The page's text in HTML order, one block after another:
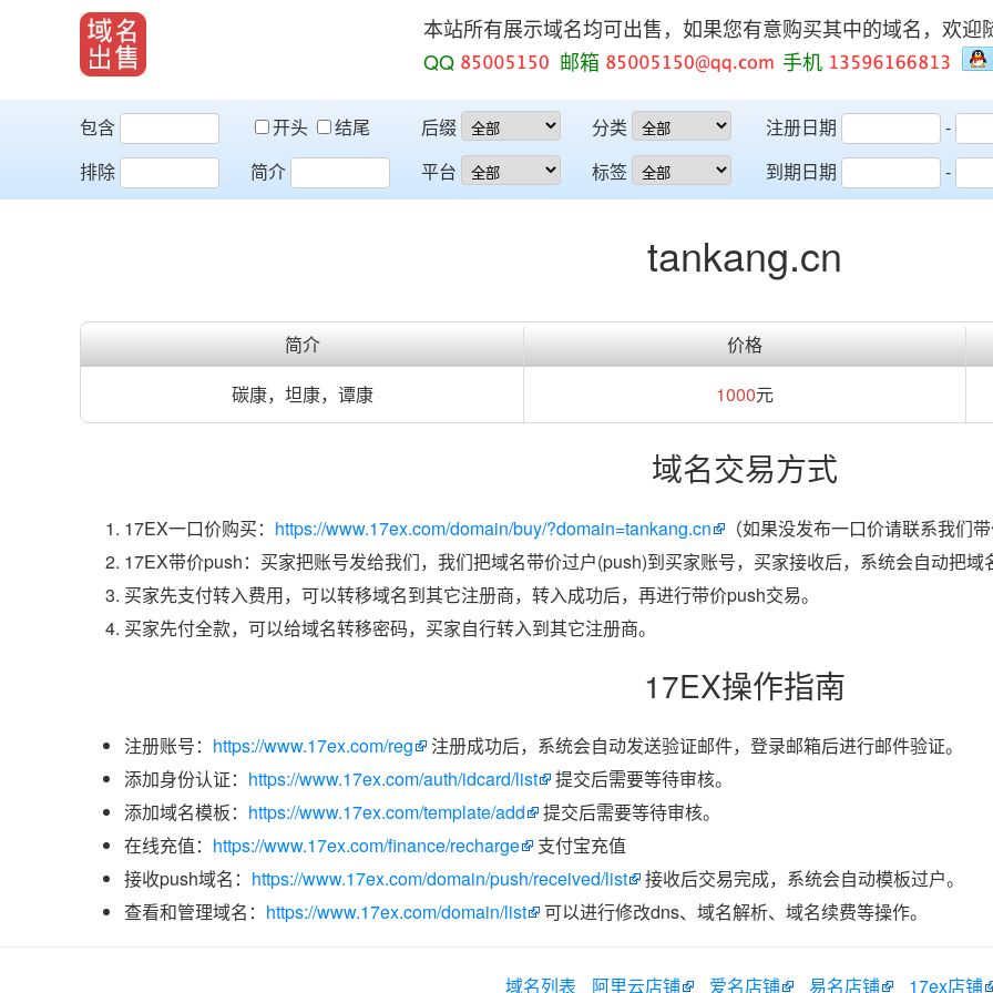
本站所有展示域名均可出售，如果您有意购买其中的域名，欢迎
QQ
邮箱 手机
包含 开头
结尾
排除
简介
后缀
平台
分类
标签
注册日期
-
到期日期
-
tankang.cn
简介 价格
碳康，坦康，谭康
1000元
域名交易方式
17EX一口价购买： https://www.17ex.com/domain/buy/?domain=tankang.cn
（如果没发布一口价请联系我们带
17EX带价push：买家把账号发给我们，我们把域名带价过户(push)到买家账号，买家接收后，系统会自动把域
买家先支付转入费用，可以转移域名到其它注册商，转入成功后，再进行带价push交易。
买家先付全款，可以给域名转移密码，买家自行转入到其它注册商。
17EX操作指南
注册账号： https://www.17ex.com/reg
注册成功后，系统会自动发送验证邮件，登录邮箱后进行邮件验证。
添加身份认证： https://www.17ex.com/auth/idcard/list
提交后需要等待审核。
添加域名模板： https://www.17ex.com/template/add
提交后需要等待审核。
在线充值： https://www.17ex.com/finance/recharge
支付宝充值
接收push域名： https://www.17ex.com/domain/push/received/list
接收后交易完成，系统会自动模板过户。
查看和管理域名： https://www.17ex.com/domain/list 可以进行修改dns、域名解析、域名续费等操作。
域名列表 阿里云店铺 爱名店铺 易名店铺 17ex店铺